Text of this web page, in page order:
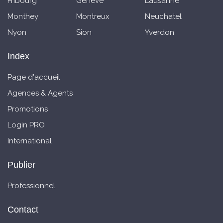
Monthey
Montreux
Neuchatel
Nyon
Sion Yverdon
Index
Page d'accueil
Agences & Agents
Promotions
Login PRO
International
Publier
Professionnel
Contact